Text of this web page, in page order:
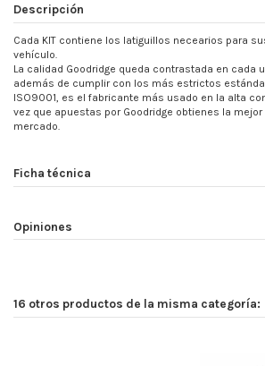
Descripción
Cada KIT contiene los latiguillos necearios para
vehículo.
La calidad Goodridge queda contrastada en cada
además de cumplir con los más estrictos
ISO9001, es el fabricante más usado en la alta
vez que apuestas por Goodridge obtienes la
mercado.
Ficha técnica
Opiniones
16 otros productos de la misma categoría: